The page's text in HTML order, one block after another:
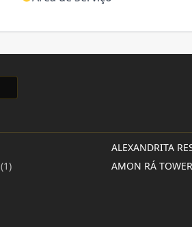
ALEXANDRITA
(1) AMON RÁ TOWER